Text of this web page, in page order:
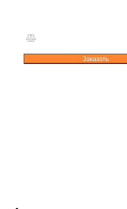
Заказать